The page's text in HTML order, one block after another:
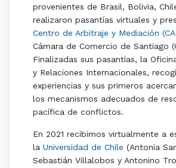
provenientes de Brasil, Bolivia,
realizaron pasantías virtuales y
Centro de Arbitraje y Mediación
Cámara de Comercio de Santiago
Finalizadas sus pasantías, la
y Relaciones Internacionales,
experiencias y sus primeros
los mecanismos adecuados de
pacífica de conflictos.
En 2021 recibimos virtualmente a
la Universidad de Chile (Antonia
Sebastián Villalobos y Antonino